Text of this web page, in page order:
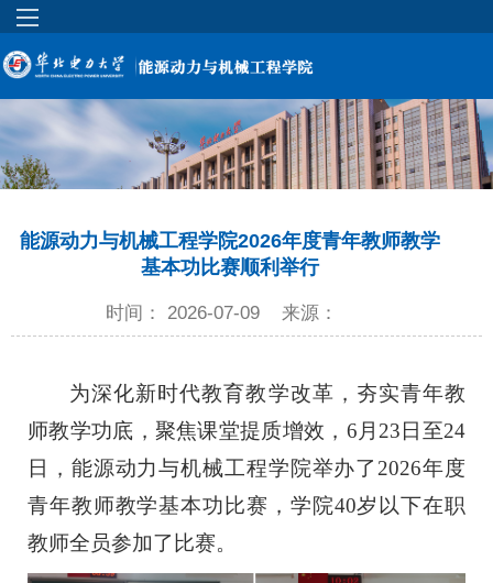
能源动力与机械工程学院2026年度青年教师教学
基本功比赛顺利举行
时间： 2026-07-09 来源：
为深化新时代教育教学改革，夯实青年教
师教学功底，聚焦课堂提质增效，6月23日至24
日，能源动力与机械工程学院举办了2026年度
青年教师教学基本功比赛，学院40岁以下在职
教师全员参加了比赛。